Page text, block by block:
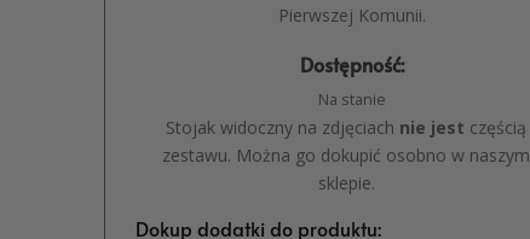
Pierwszej Komunii.
Dostępność:
Na stanie
Stojak widoczny na zdjęciach nie jest częścią
zestawu. Można go dokupić osobno w naszym
sklepie.
Dokup dodatki do produktu: